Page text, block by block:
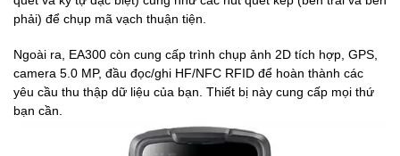
phải) để chụp mã vạch thuận tiện.
Ngoài ra, EA300 còn cung cấp trình chụp ảnh 2D tích hợp, GPS,
camera 5.0 MP, đầu đọc/ghi HF/NFC RFID để hoàn thành các
yêu cầu thu thập dữ liệu của bạn. Thiết bị này cung cấp mọi thứ
bạn cần.